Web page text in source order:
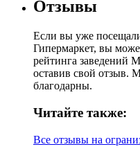
Отзывы
Если вы уже
Гипермаркет, вы
рейтинга заведений
оставив свой отзыв.
благодарны.
Читайте также:
Все отзывы на